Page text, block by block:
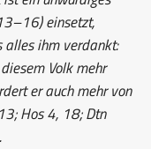
einsetzt,
alles ihm verdankt:
Volk mehr
er auch mehr von
Hos 4, 18; Dtn